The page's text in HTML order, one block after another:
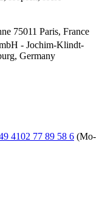
75011 Paris, France
- Jochim-Klindt-
Germany
4102 77 89 58 6 (Mo-